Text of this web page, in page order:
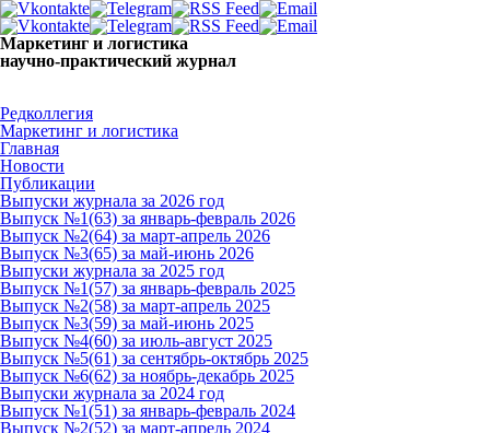
Маркетинг и логистика
научно-практический журнал
Редколлегия
Маркетинг и логистика
Главная
Новости
Публикации
Выпуски журнала за 2026 год
Выпуск №1(63) за январь-февраль 2026
Выпуск №2(64) за март-апрель 2026
Выпуск №3(65) за май-июнь 2026
Выпуски журнала за 2025 год
Выпуск №1(57) за январь-февраль 2025
Выпуск №2(58) за март-апрель 2025
Выпуск №3(59) за май-июнь 2025
Выпуск №4(60) за июль-август 2025
Выпуск №5(61) за сентябрь-октябрь 2025
Выпуск №6(62) за ноябрь-декабрь 2025
Выпуски журнала за 2024 год
Выпуск №1(51) за январь-февраль 2024
Выпуск №2(52) за март-апрель 2024